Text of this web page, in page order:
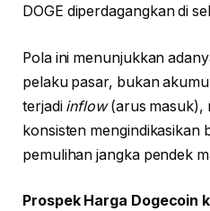
DOGE diperdagangkan di
Pola ini menunjukkan
pelaku pasar, bukan
terjadi inflow(arus masuk),
konsisten mengindikasikan
pemulihan jangka pendek
Prospek Harga Dogecoin